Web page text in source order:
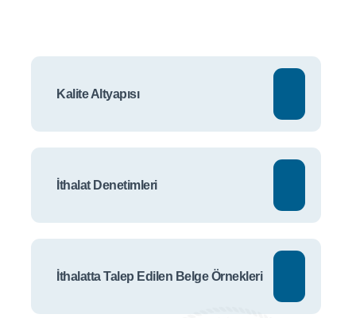
Kalite Altyapısı
İthalat Denetimleri
İthalatta Talep Edilen Belge Örnekleri